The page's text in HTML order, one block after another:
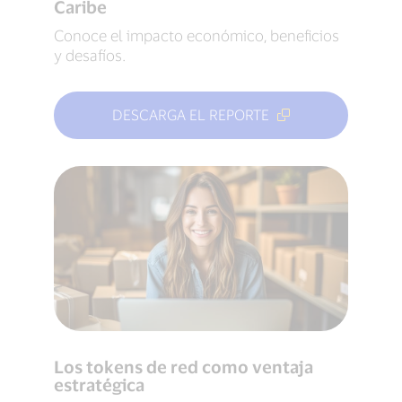
Caribe
Conoce el impacto económico, beneficios
y desafíos.
DESCARGA EL REPORTE
Los tokens de red como ventaja
estratégica